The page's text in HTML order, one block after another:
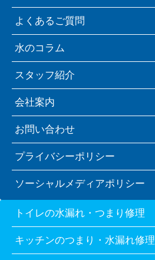
よくあるご質問
水のコラム
スタッフ紹介
会社案内
お問い合わせ
プライバシーポリシー
ソーシャルメディアポリシー
トイレの水漏れ・つまり修理
キッチンのつまり・水漏れ修理